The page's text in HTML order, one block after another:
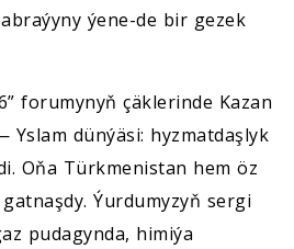
ýene-de bir gezek
forumynyň çäklerinde Kazan
Yslam dünýäsi: hyzmatdaşlyk
Oňa Türkmenistan hem öz
Ýurdumyzyň sergi
pudagynda, himiýa